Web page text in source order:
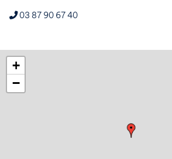
03 87 90 67 40
+
−